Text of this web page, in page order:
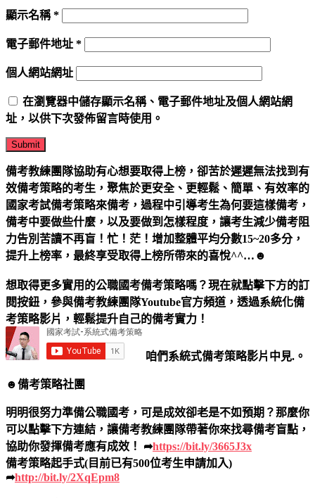
顯示名稱*
電子郵件地址 *
個人網站網址
在瀏覽器中儲存顯示名稱、電子郵件地址及個人網站網
址，以供下次發佈留言時使用。
備考教練團隊協助有心想要取得上榜，卻苦於遲遲無法找到有
效備考策略的考生，聚焦於更安全、更輕鬆、簡單、有效率的
國家考試備考策略來備考，過程中引導考生為何要這樣備考，
備考中要做些什麼，以及要做到怎樣程度，讓考生減少備考阻
力告別苦讀不再盲！忙！茫！增加整體平均分數15~20多分，
提升上榜率，最終享受取得上榜所帶來的喜悅^^… ☻
想取得更多實用的公職國考備考策略嗎？現在就點擊下方的訂
閱按鈕，參與備考教練團隊Youtube官方頻道，透過系統化備
考策略影片，輕鬆提升自己的備考實力！
咱們系統式備考策略影片中見.。
☻備考策略社團
明明很努力準備公職國考，可是成效卻老是不如預期？那麼你
可以點擊下方連結，讓備考教練團隊帶著你來找尋備考盲點，
協助你發揮備考應有成效！ ➦https://bit.ly/3665J3x
備考策略起手式(目前已有500位考生申請加入)
➦http://bit.ly/2XqEpm8